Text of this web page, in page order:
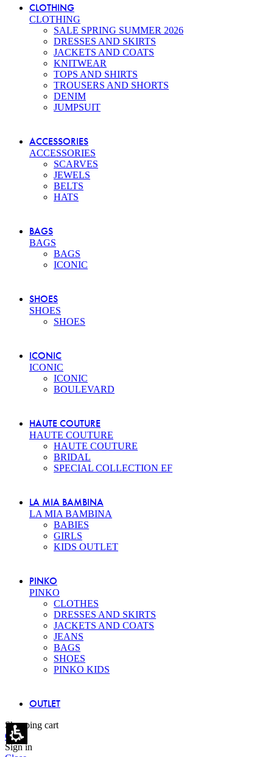
CLOTHING
CLOTHING
SALE SPRING SUMMER 2026
DRESSES AND SKIRTS
JACKETS AND COATS
KNITWEAR
TOPS AND SHIRTS
TROUSERS AND SHORTS
DENIM
JUMPSUIT
ACCESSORIES
ACCESSORIES
SCARVES
JEWELS
BELTS
HATS
BAGS
BAGS
BAGS
ICONIC
SHOES
SHOES
SHOES
ICONIC
ICONIC
ICONIC
BOULEVARD
HAUTE COUTURE
HAUTE COUTURE
HAUTE COUTURE
BRIDAL
SPECIAL COLLECTION EF
LA MIA BAMBINA
LA MIA BAMBINA
BABIES
GIRLS
KIDS OUTLET
PINKO
PINKO
CLOTHES
DRESSES AND SKIRTS
JACKETS AND COATS
JEANS
BAGS
SHOES
PINKO KIDS
OUTLET
Shopping cart
Close
Sign in